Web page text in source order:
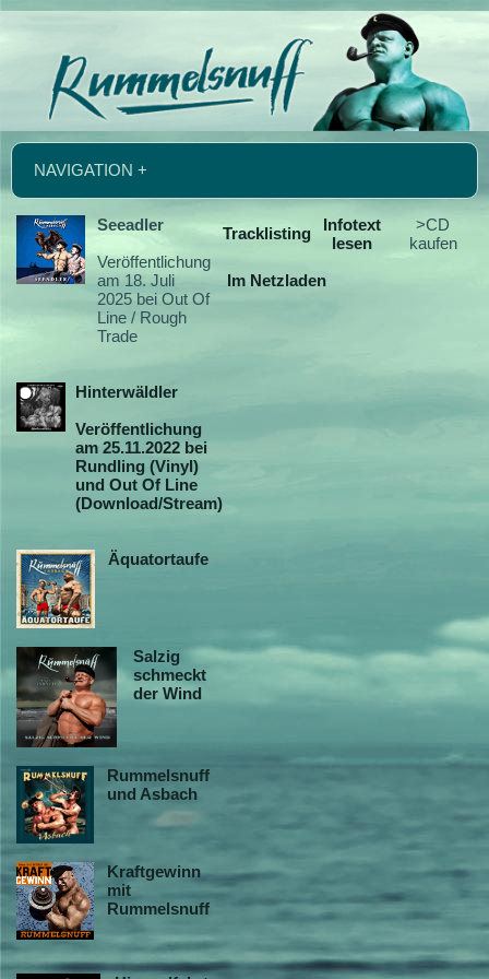
NAVIGATION +
Seeadler
Veröffentlichung
am 18. Juli
2025 bei Out Of
Line / Rough
Trade
Hinterwäldler
Veröffentlichung
am 25.11.2022 bei
Rundling (Vinyl)
und Out Of Line
(Download/Stream)
Äquatortaufe
Salzig
schmeckt
der Wind
Rummelsnuff
und Asbach
Kraftgewinn
mit
Rummelsnuff
Tracklisting
Infotext
lesen
>CD
kaufen
Im Netzladen